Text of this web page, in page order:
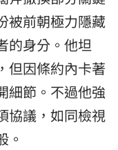
被前朝極力隱藏
的身分。他坦
但因條約內卡著
細節。不過他強
協議，如同檢視
。